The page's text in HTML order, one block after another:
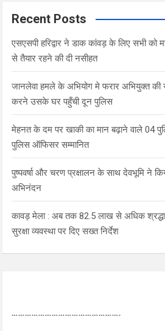
Recent Posts
एसएसपी हरिद्वार ने डाक कांवड़ के लिए सभी को
से तैयार रहने की दी नसीहत
जानलेवा हमले के अभियोग मे फरार अभियुक्त की
करने उसके घर पहुँची दून पुलिस
मेहनत के दम पर खाकी का मान बढ़ाने वाले 04
पुलिस ऑफिसर सम्मानित
पुष्पवर्षा और चरण प्रक्षालन के साथ देवभूमि ने
अभिनंदन
कावड़ मेला : अब तक 82.5 लाख से अधिक
सुरक्षा व्यवस्था पर दिए सख्त निर्देश
………………………………………….